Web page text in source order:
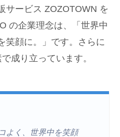
サービス ZOZOTOWN を
の企業理念は、「世界中
笑顔に。」です。さらに
成り立っています。
よく、世界中を笑顔